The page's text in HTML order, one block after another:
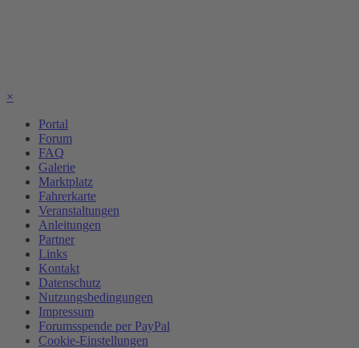
×
Portal
Forum
FAQ
Galerie
Marktplatz
Fahrerkarte
Veranstaltungen
Anleitungen
Partner
Links
Kontakt
Datenschutz
Nutzungsbedingungen
Impressum
Forumsspende per PayPal
Cookie-Einstellungen